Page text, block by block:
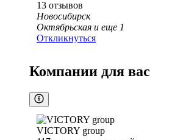
13 отзывов
Новосибирск
Октябрьская и еще 1
Откликнуться
Компании для вас
VICTORY group